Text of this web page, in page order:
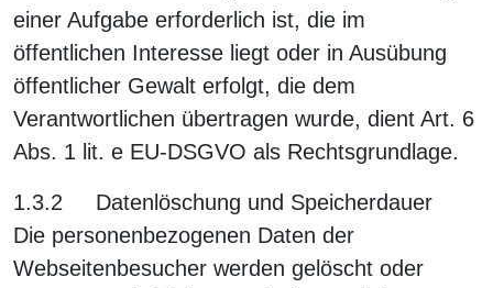
einer Aufgabe erforderlich ist, die im
öffentlichen Interesse liegt oder in Ausübung
öffentlicher Gewalt erfolgt, die dem
Verantwortlichen übertragen wurde, dient Art. 6
Abs. 1 lit. e EU-DSGVO als Rechtsgrundlage.
1.3.2 Datenlöschung und Speicherdauer
Die personenbezogenen Daten der
Webseitenbesucher werden gelöscht oder